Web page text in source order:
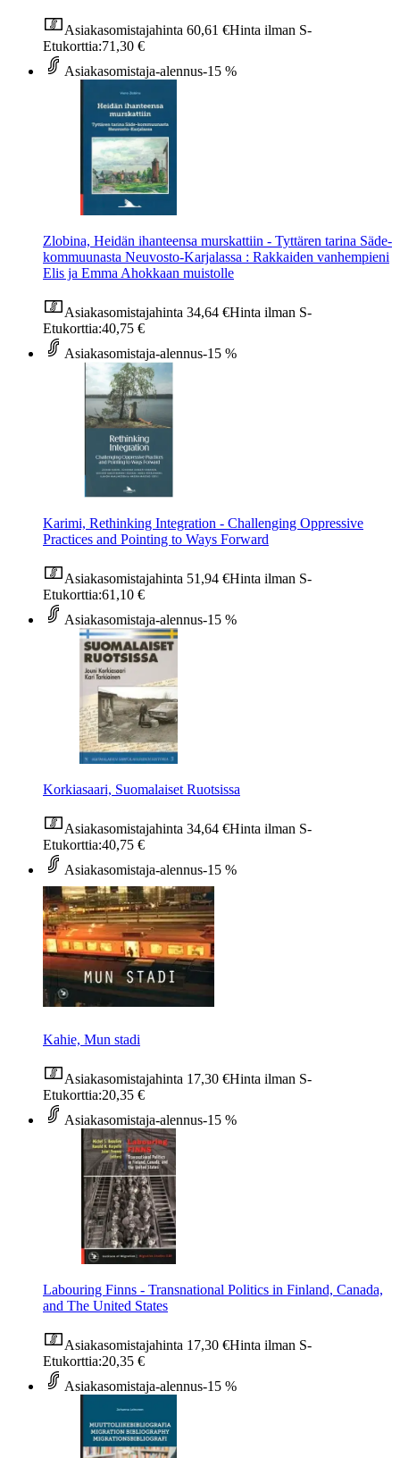
Asiakasomistajahinta 60,61 €Hinta ilman S-
Etukorttia:71,30 €
Asiakasomistaja-alennus-15 %
Zlobina, Heidän ihanteensa murskattiin - Tyttären tarina Säde-
kommuunasta Neuvosto-Karjalassa : Rakkaiden vanhempieni
Elis ja Emma Ahokkaan muistolle
Asiakasomistajahinta 34,64 €Hinta ilman S-
Etukorttia:40,75 €
Asiakasomistaja-alennus-15 %
Karimi, Rethinking Integration - Challenging Oppressive
Practices and Pointing to Ways Forward
Asiakasomistajahinta 51,94 €Hinta ilman S-
Etukorttia:61,10 €
Asiakasomistaja-alennus-15 %
Korkiasaari, Suomalaiset Ruotsissa
Asiakasomistajahinta 34,64 €Hinta ilman S-
Etukorttia:40,75 €
Asiakasomistaja-alennus-15 %
Kahie, Mun stadi
Asiakasomistajahinta 17,30 €Hinta ilman S-
Etukorttia:20,35 €
Asiakasomistaja-alennus-15 %
Labouring Finns - Transnational Politics in Finland, Canada,
and The United States
Asiakasomistajahinta 17,30 €Hinta ilman S-
Etukorttia:20,35 €
Asiakasomistaja-alennus-15 %